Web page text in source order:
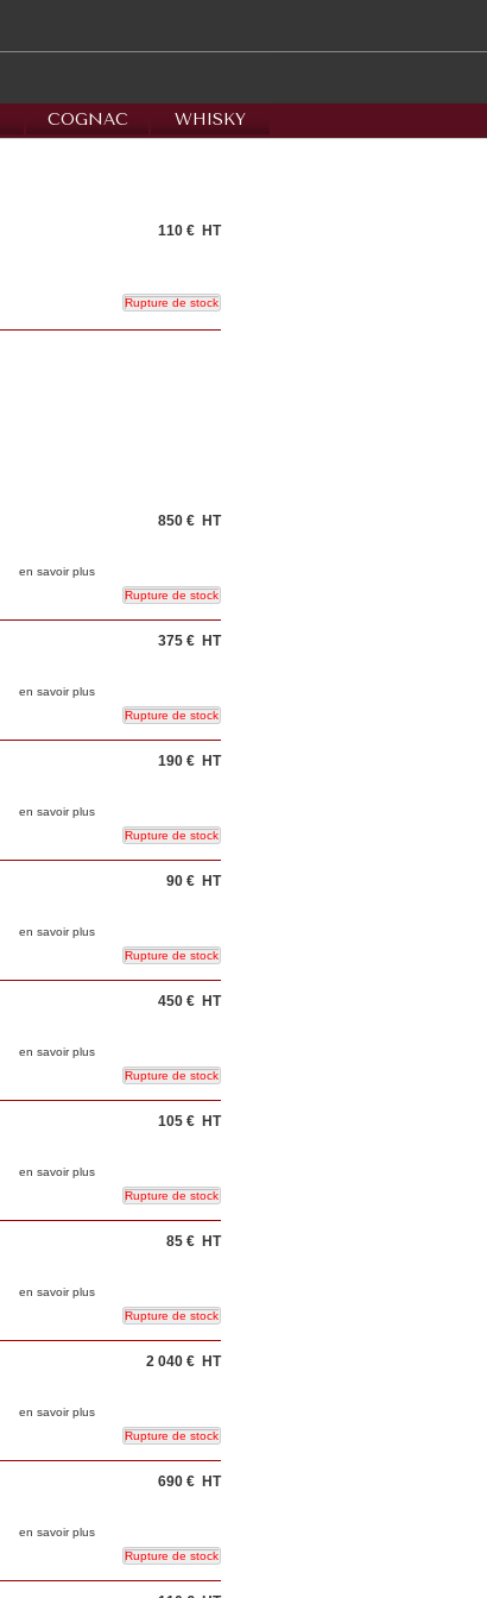
COGNAC WHISKY
HT
110 €
en savoir plus
HT
850 €
en savoir plus
HT
375 €
en savoir plus
HT
190 €
en savoir plus
HT
90 €
en savoir plus
HT
450 €
en savoir plus
HT
105 €
en savoir plus
HT
85 €
en savoir plus
HT
2 040 €
en savoir plus
HT
690 €